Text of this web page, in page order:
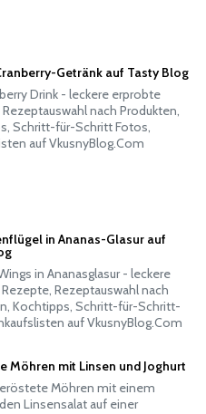
Getränk auf Tasty Blog
Drink - leckere erprobte
nach Produkten,
Schritt-für-Schritt Fotos,
auf VkusnyBlog.Com
in Ananas-Glasur auf
in Ananasglasur - leckere
Rezeptauswahl nach
Kochtipps, Schritt-für-Schritt-
auf VkusnyBlog.Com
Möhren mit Linsen und Joghurt
Möhren mit einem
Linsensalat auf einer